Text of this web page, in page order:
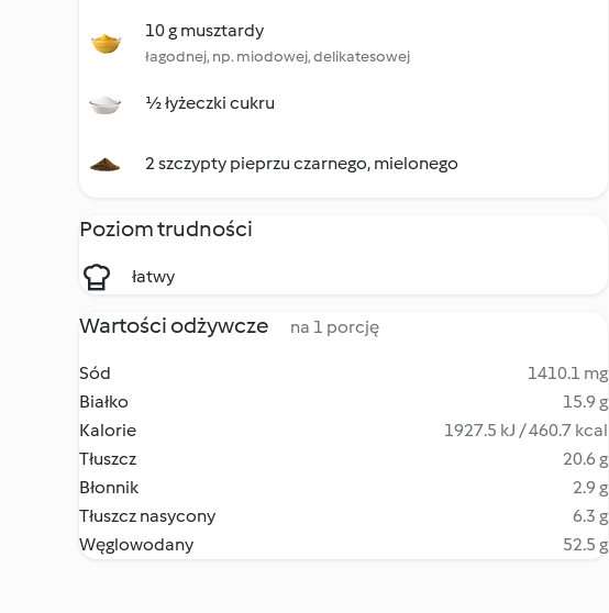
10 g musztardy
łagodnej, np. miodowej, delikatesowej
½ łyżeczki cukru
2 szczypty pieprzu czarnego, mielonego
Poziom trudności
łatwy
Wartości odżywcze na 1 porcję
Sód
1410.1 mg
Białko
15.9 g
Kalorie
1927.5 kJ / 460.7 kcal
Tłuszcz
20.6 g
Błonnik
2.9 g
Tłuszcz nasycony
6.3 g
Węglowodany
52.5 g